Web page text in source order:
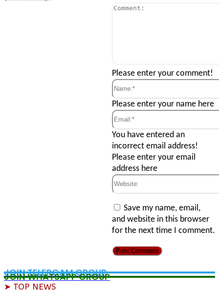
Comment:
Please enter your comment!
Name:*
Please enter your name here
Email:*
You have entered an
incorrect email address!
Please enter your email
address here
Save my name, email,
and website in this browser
for the next time I comment.
JOIN TELERGAM GROUP
JOIN WHATSAPP GROUP
➤ TOP NEWS